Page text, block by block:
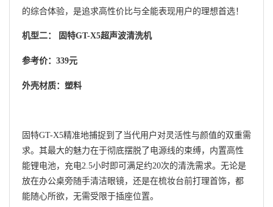
的综合体验，是追求高性价比与全能表现用户的理想首选！
机型二： 固特GT-X5超声波清洗机
参考价：339元
外壳材质：塑料
固特GT-X5精准地捕捉到了当代用户对灵活性与颜值的双重需
求。其最大的魅力在于彻底摆脱了电源线的束缚，内置高性
能锂电池，充电2.5小时即可满足约20次的清洗需求。无论是
放在办公桌旁随手清洁眼镜，还是在梳妆台前打理首饰，都
能随心所欲，无需受限于插座位置。